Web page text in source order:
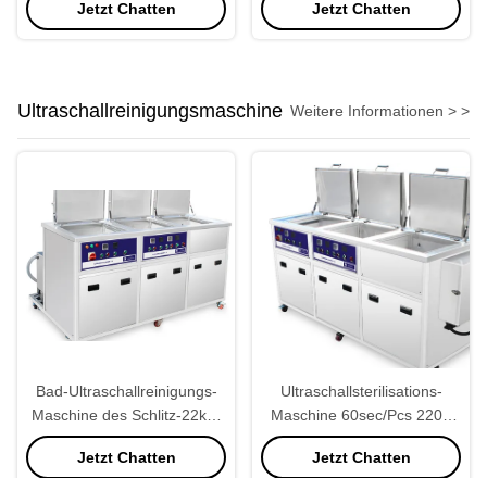
Jetzt Chatten Jetzt Chatten
Ultraschallreinigungsmaschine Weitere Informationen > >
Bad-Ultraschallreinigungs-
Maschine des Schlitz-22kw,
Ultraschallkurzschluss-
Wäsche der bad-Maschinen-
Jetzt Chatten
Ultraschallsterilisations-
Maschine 60sec/Pcs 220V
für Industrien
Jetzt Chatten